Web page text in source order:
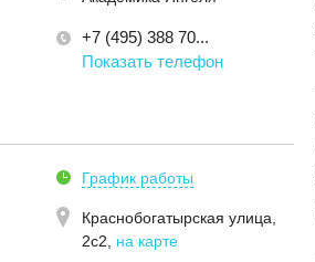
+7 (495) 388 70...
Показать телефон
График работы
Краснобогатырская улица,
2с2
на карте